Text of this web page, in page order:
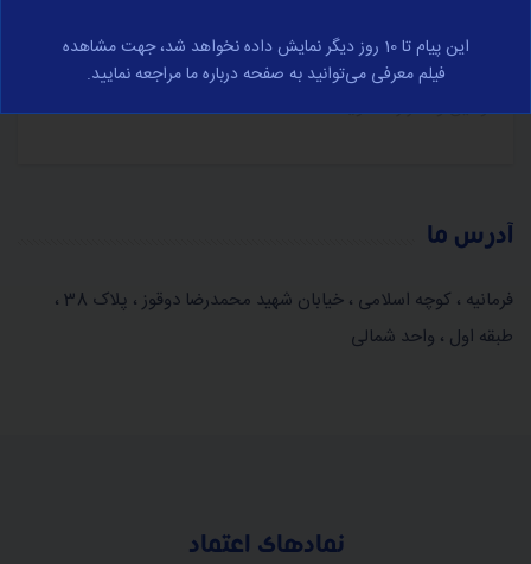
در مورد تجارت الکترونیک و با رعایت کامل قوانین جمهوری
اسلامی ایران صورت می‌پذیرد، برای مشاهده کامل وارد صفحه
قوانین و مقرارت شوید.
آدرس ما
فرمانیه ، کوچه اسلامی ، خیابان شهید محمدرضا دوقوز ، پلاک 38 ،
طبقه اول ، واحد شمالی
نمادهای اعتماد
این پیام تا 10 روز دیگر نمایش داده نخواهد شد، جهت مشاهده
فیلم معرفی می‌توانید به صفحه درباره ما مراجعه نمایید.